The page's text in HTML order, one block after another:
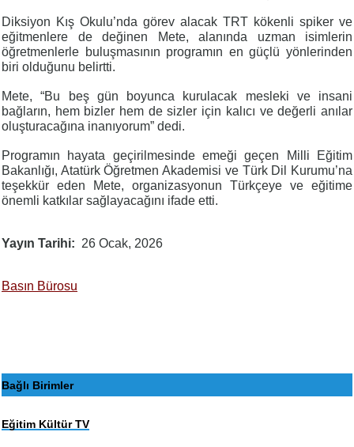
Diksiyon Kış Okulu’nda görev alacak TRT kökenli spiker ve
eğitmenlere de değinen Mete, alanında uzman isimlerin
öğretmenlerle buluşmasının programın en güçlü yönlerinden
biri olduğunu belirtti.
Mete, “Bu beş gün boyunca kurulacak mesleki ve insani
bağların, hem bizler hem de sizler için kalıcı ve değerli anılar
oluşturacağına inanıyorum” dedi.
Programın hayata geçirilmesinde emeği geçen Milli Eğitim
Bakanlığı, Atatürk Öğretmen Akademisi ve Türk Dil Kurumu’na
teşekkür eden Mete, organizasyonun Türkçeye ve eğitime
önemli katkılar sağlayacağını ifade etti.
Yayın Tarihi 26 Ocak, 2026
Basın Bürosu
Bağlı Birimler
Eğitim Kültür TV